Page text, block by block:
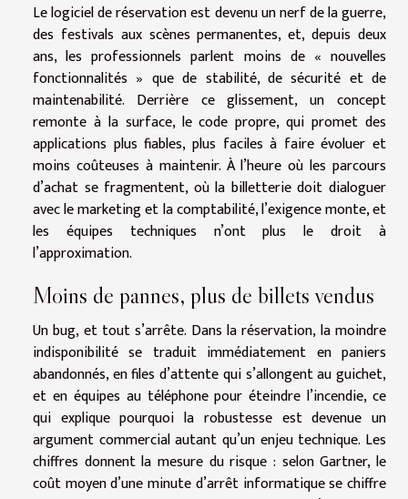
Le logiciel de réservation est devenu un nerf de la guerre,
des festivals aux scènes permanentes, et, depuis deux
ans, les professionnels parlent moins de « nouvelles
fonctionnalités » que de stabilité, de sécurité et de
maintenabilité. Derrière ce glissement, un concept
remonte à la surface, le code propre, qui promet des
applications plus fiables, plus faciles à faire évoluer et
moins coûteuses à maintenir. À l’heure où les parcours
d’achat se fragmentent, où la billetterie doit dialoguer
avec le marketing et la comptabilité, l’exigence monte, et
les équipes techniques n’ont plus le droit à
l’approximation.
Moins de pannes, plus de billets vendus
Un bug, et tout s’arrête. Dans la réservation, la moindre
indisponibilité se traduit immédiatement en paniers
abandonnés, en files d’attente qui s’allongent au guichet,
et en équipes au téléphone pour éteindre l’incendie, ce
qui explique pourquoi la robustesse est devenue un
argument commercial autant qu’un enjeu technique. Les
chiffres donnent la mesure du risque : selon Gartner, le
coût moyen d’une minute d’arrêt informatique se chiffre